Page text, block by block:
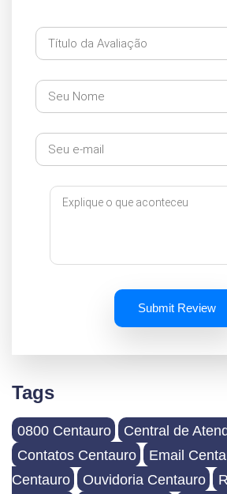
Submit Review
Tags
0800 Centauro
Central de
Contatos Centauro
Email
Centauro
Ouvidoria Centauro